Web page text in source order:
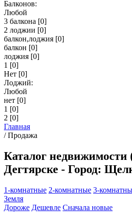
Балконов:
Любой
3 балкона [0]
2 лоджии [0]
балкон,лоджия [0]
балкон [0]
лоджия [0]
1 [0]
Нет [0]
Лоджий:
Любой
нет [0]
1 [0]
2 [0]
Главная
/Продажа
Каталог
Дегтярске - Город:
1-комнатные 2-комнатные 3-
Земля
Дороже Дешевле Сначала новые